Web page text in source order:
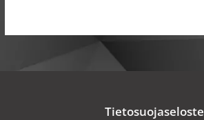
Tietosuojaseloste